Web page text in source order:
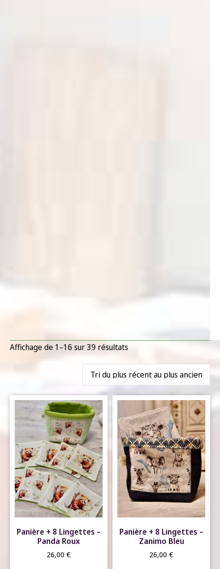
Affichage de 1–16 sur 39 résultats
Panière + 8 Lingettes –
Panda Roux
26,00 €
Panière + 8 Lingettes –
Zanimo Bleu
26,00 €